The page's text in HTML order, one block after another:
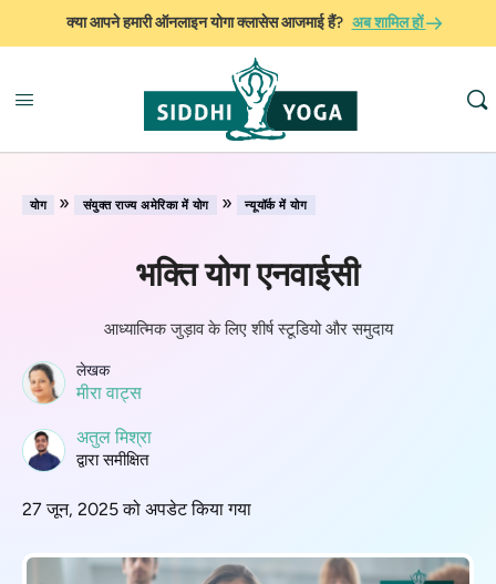
क्या आपने हमारी ऑनलाइन योगा क्लासेस आजमाई हैं? अब शामिल हों
योग » संयुक्त राज्य अमेरिका में योग » न्यूयॉर्क में योग
भक्ति योग एनवाईसी
आध्यात्मिक जुड़ाव के लिए शीर्ष स्टूडियो और समुदाय
लेखक
मीरा वाट्स
अतुल मिश्रा
द्वारा समीक्षित
27 जून, 2025 को अपडेट किया गया